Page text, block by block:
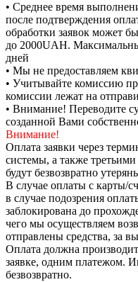
• Среднее время
после подтверждения
обработки заявок может
до 2000UAH.
дней
• Мы не предоставляем
• Учитывайте комиссию
комиссии лежат на
• Внимание! Переводите
созданной Вами
Внимание!
Оплата заявки через
системы, а также
будут безвозвратно
В случае оплаты с карты/
в случае подозрения
заблокирована до
чего мы осуществляем
отправлены средства, за
Оплата должна
заявке, одним платежом.
безвозвратно.